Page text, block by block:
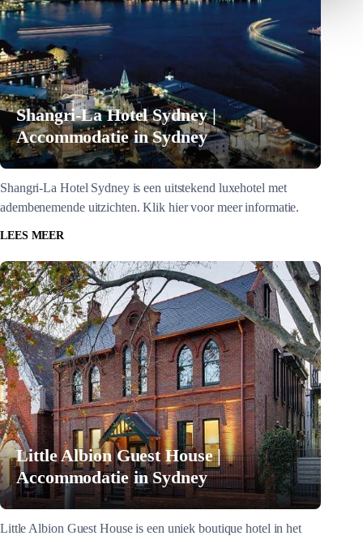
Shangri-La Hotel Sydney |
Accommodatie in Sydney
Shangri-La Hotel Sydney is een uitstekend luxehotel met
adembenemende uitzichten. Klik hier voor meer informatie.
LEES MEER
Little Albion Guest House |
Accommodatie in Sydney
Little Albion Guest House is een uniek boutique hotel in het